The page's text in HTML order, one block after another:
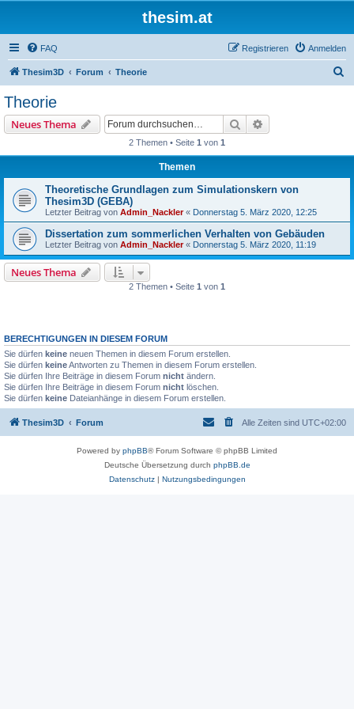
thesim.at
FAQ Anmelden
Registrieren
Thesim3D Forum Theorie
Theorie
Neues Thema Suche
2 Themen • Seite 1 von 1
Themen
Theoretische Grundlagen zum Simulationskern von
Thesim3D (GEBA)
Letzter Beitrag von Admin_Nackler« Donnerstag 5. März 2020, 12:25
Dissertation zum sommerlichen Verhalten von Gebäuden
Letzter Beitrag von Admin_Nackler« Donnerstag 5. März 2020, 11:19
Neues Thema
2 Themen • Seite 1 von 1
BERECHTIGUNGEN IN DIESEM FORUM
Sie dürfen keine neuen Themen in diesem Forum erstellen.
Sie dürfen keineAntworten zu Themen in diesem Forum erstellen.
Sie dürfen Ihre Beiträge in diesem Forum nicht ändern.
Sie dürfen Ihre Beiträge in diesem Forum nicht löschen.
Sie dürfen keine Dateianhänge in diesem Forum erstellen.
Thesim3D Forum Alle Zeiten sind UTC+02:00
Powered by phpBB® Forum Software © phpBB Limited
Deutsche Übersetzung durch phpBB.de
Datenschutz| Nutzungsbedingungen